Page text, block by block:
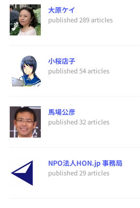
大原ケイ
published 289 articles
小桜店子
published 54 articles
馬場公彦
published 32 articles
NPO法人HON.jp 事務局
published 29 articles